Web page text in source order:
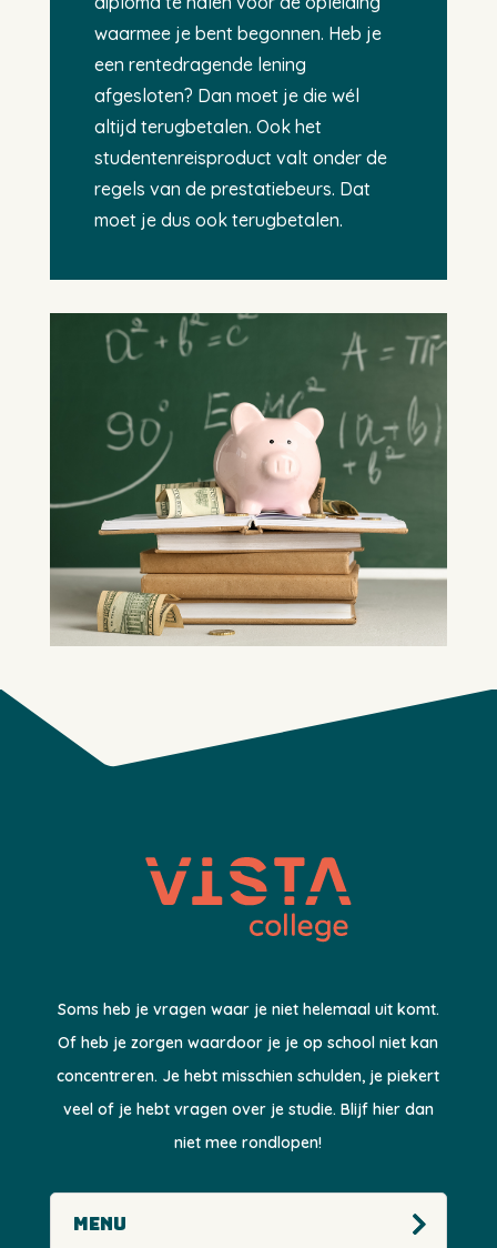
waarmee je bent begonnen. Heb je
een rentedragende lening
afgesloten? Dan moet je die wél
altijd terugbetalen. Ook het
studentenreisproduct valt onder de
regels van de prestatiebeurs. Dat
moet je dus ook terugbetalen.
Soms heb je vragen waar je niet helemaal uit komt.
Of heb je zorgen waardoor je je op school niet kan
concentreren. Je hebt misschien schulden, je piekert
veel of je hebt vragen over je studie. Blijf hier dan
niet mee rondlopen!
Menu